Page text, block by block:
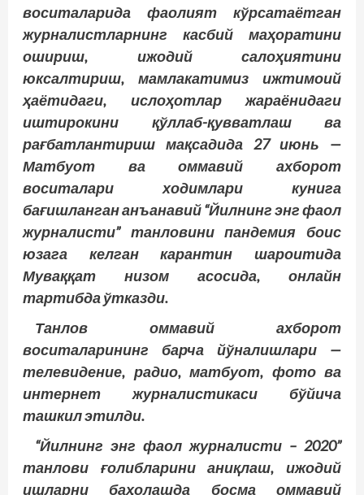
воситаларида фаолият кўрсатаётган
журналистларнинг касбий маҳоратини
ошириш, ижодий салоҳиятини
юксалтириш, мамлакатимиз ижтимоий
ҳаётидаги, ислоҳотлар жараёнидаги
иштирокини қўллаб-қувватлаш ва
рағбатлантириш мақсадида 27 июнь —
Матбуот ва оммавий ахборот
воситалари ходимлари кунига
бағишланган анъанавий “Йилнинг энг фаол
журналисти” танловини пандемия боис
юзага келган карантин шароитида
Муваққат низом асосида, онлайн
тартибда ўтказди.
Танлов оммавий ахборот
воситаларининг барча йўналишлари —
телевидение, радио, матбуот, фото ва
интернет журналистикаси бўйича
ташкил этилди.
“Йилнинг энг фаол журна­листи – 2020”
танлови ғолибларини аниқлаш, ижодий
ишларни баҳолашда босма оммавий